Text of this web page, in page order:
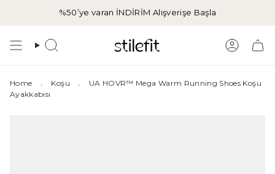
%50’ye varan İNDİRİM Alışverişe Başla
Aramak Hesap
Home . Koşu .
UA HOVR™ Mega Warm Running Shoes Koşu
Ayakkabısı